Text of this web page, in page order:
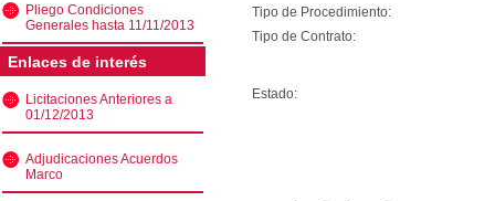
Pliego Condiciones
Generales hasta 11/11/2013
Enlaces de interés
Licitaciones Anteriores a
01/12/2013
Adjudicaciones Acuerdos
Marco
Tipo de Procedimiento:
Tipo de Contrato:
Estado: